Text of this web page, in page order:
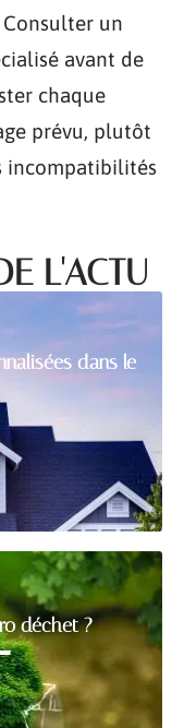
un
avant de
chaque
prévu, plutôt
incompatibilités
L'ACTU
dans le
déchet ?